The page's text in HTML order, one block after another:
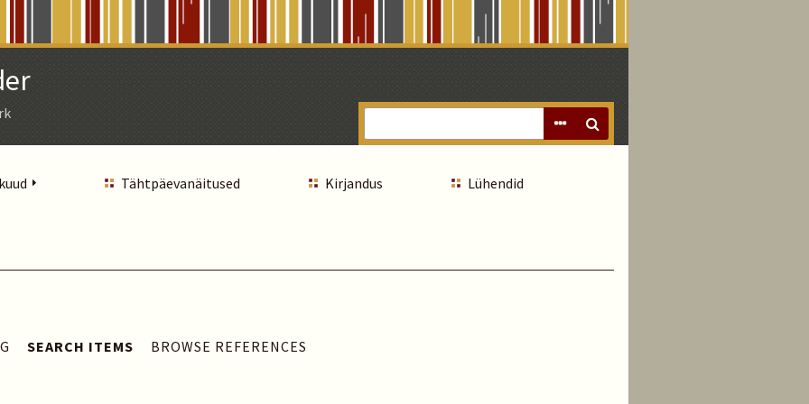
Tähtpäevanäitused Kirjandus Lühendid
SEARCH ITEMS BROWSE REFERENCES